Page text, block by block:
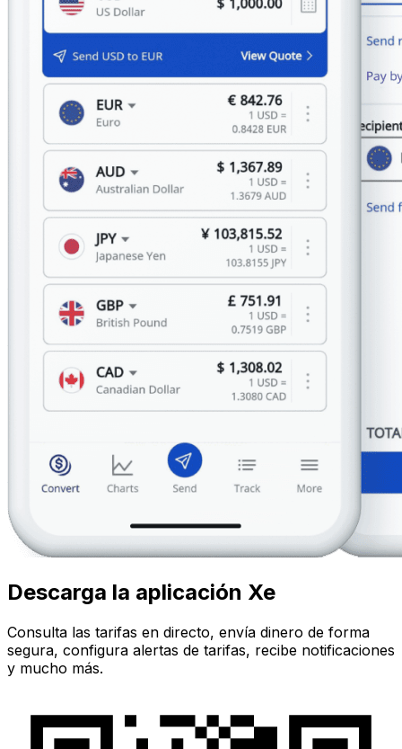
Descarga la aplicación Xe
Consulta las tarifas en directo, envía dinero de forma
segura, configura alertas de tarifas, recibe notificaciones
y mucho más.